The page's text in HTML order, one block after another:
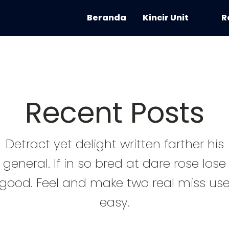
Beranda Kincir Unit
Recent Posts
Detract yet delight written farther his
general. If in so bred at dare rose lose
good. Feel and make two real miss use
easy.